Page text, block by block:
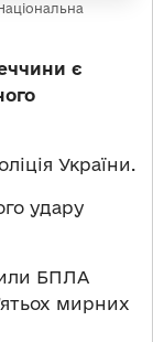
є
України.
удару
БПЛА
мирних